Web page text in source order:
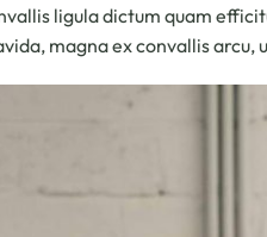
ligula dictum quam
magna ex convallis arcu,